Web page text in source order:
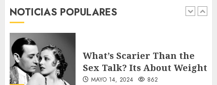
NOTICIAS POPULARES
1
MAYO 14, 2024
What’s Scarier Than the
Sex Talk? Its About Weight
MAYO 14, 2024 862